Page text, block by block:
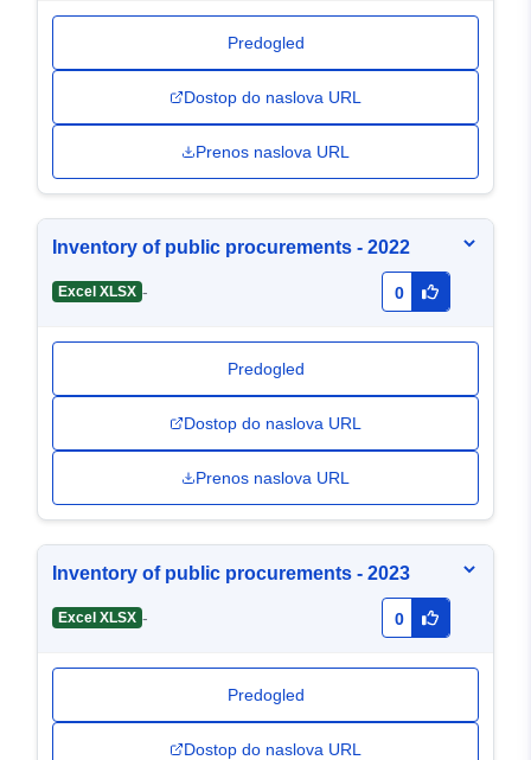
Predogled
Dostop do naslova URL
Prenos naslova URL
Inventory of public procurements - 2022
Excel XLSX - 0
Predogled
Dostop do naslova URL
Prenos naslova URL
Inventory of public procurements - 2023
Excel XLSX - 0
Predogled
Dostop do naslova URL